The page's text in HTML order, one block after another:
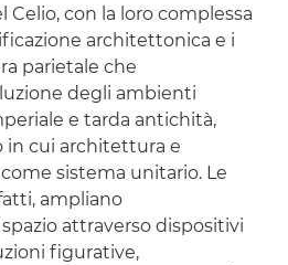
Celio, con la loro complessa
architettonica e i
parietale che
degli ambienti
e tarda antichità,
cui architettura e
sistema unitario. Le
ampliano
attraverso dispositivi
figurative,